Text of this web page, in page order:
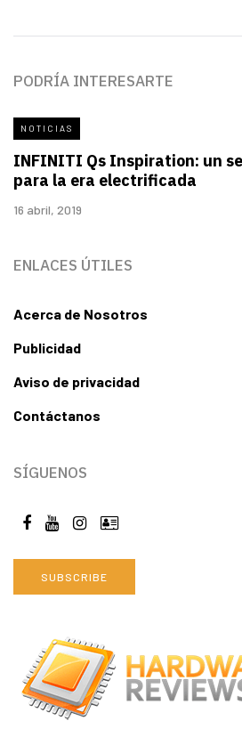
PODRÍA INTERESARTE
NOTICIAS
INFINITI Qs Inspiration: un
para la era electrificada
16 abril, 2019
ENLACES ÚTILES
Acerca de Nosotros
Publicidad
Aviso de privacidad
Contáctanos
SÍGUENOS
SUBSCRIBE